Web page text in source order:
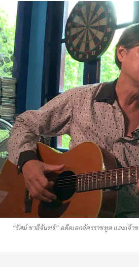
“รัศม์ ชาลีจันทร์” อดีตเอกอัครราชทูต และเจ้